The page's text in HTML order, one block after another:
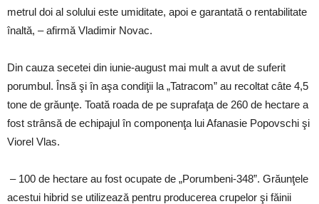
metrul doi al solului este umiditate, apoi e garantată o rentabilitate
înaltă, – afirmă Vladimir Novac.
Din cauza secetei din iunie-august mai mult a avut de suferit
porumbul. Însă şi în aşa condiţii la „Tatracom” au recoltat câte 4,5
tone de grăunţe. Toată roada de pe suprafaţa de 260 de hectare a
fost strânsă de echipajul în componenţa lui Afanasie Popovschi şi
Viorel Vlas.
– 100 de hectare au fost ocupate de „Porumbeni-348”. Grăunţele
acestui hibrid se utilizează pentru producerea crupelor şi făinii